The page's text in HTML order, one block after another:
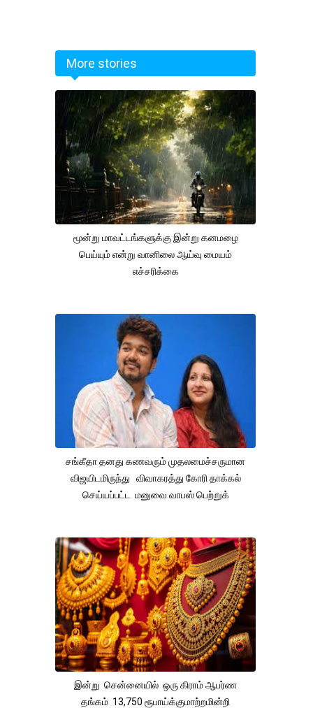
More stories
மூன்று மாவட்டங்களுக்கு இன்று கனமழை
பெய்யும் என்று வானிலை ஆய்வு மையம்
எச்சரிக்கை
சங்கீதா தனது கணவரும் முதலமைச்சருமான
விஜயிடமிருந்து விவாகரத்து கோரி தாக்கல்
செய்யப்பட்ட மனுவை வாபஸ் பெற்றுக்
இன்று சென்னையில் ஒரு கிராம் ஆபர்ண
தங்கம் 13,750 ரூபாய்க்குமாற்றமின்றி